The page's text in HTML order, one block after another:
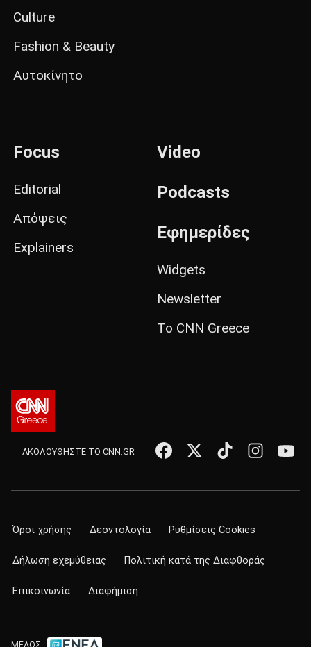
Culture
Fashion & Beauty
Αυτοκίνητο
Focus
Editorial
Απόψεις
Explainers
Video
Podcasts
Εφημερίδες
Widgets
Newsletter
Το CNN Greece
ΑΚΟΛΟΥΘΗΣΤΕ ΤΟ CNN.GR
Όροι χρήσης Δεοντολογία Ρυθμίσεις Cookies
Δήλωση εχεμύθειας Πολιτική κατά της Διαφθοράς
Επικοινωνία Διαφήμιση
ΜΕΛΟΣ